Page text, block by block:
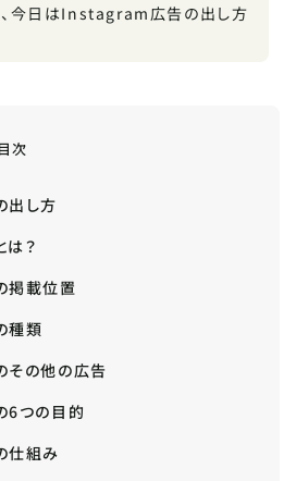
、今日はInstagram広告の出し方
目次
し方
？
載位置
種類
の他の広告
つの目的
組み